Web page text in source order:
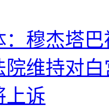
：穆杰塔
院维持对
上诉